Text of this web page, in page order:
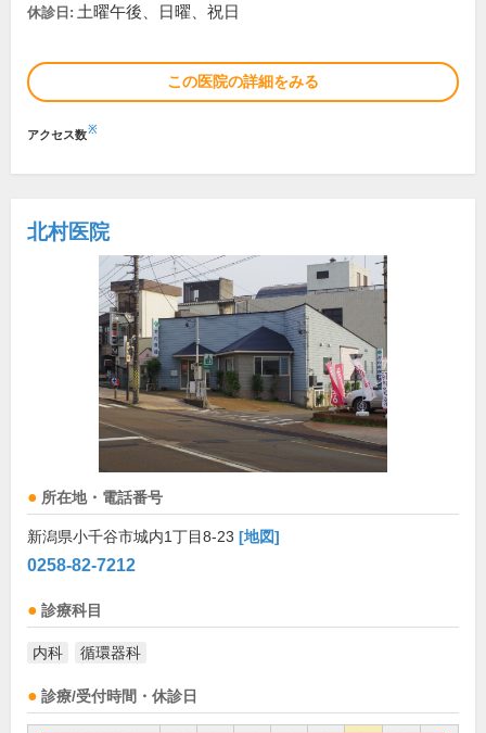
休診日: 土曜午後、日曜、祝日
この医院の詳細をみる
アクセス数※
北村医院
所在地・電話番号
新潟県小千谷市城内1丁目8-23 [地図]
0258-82-7212
診療科目
内科 循環器科
診療/受付時間・休診日